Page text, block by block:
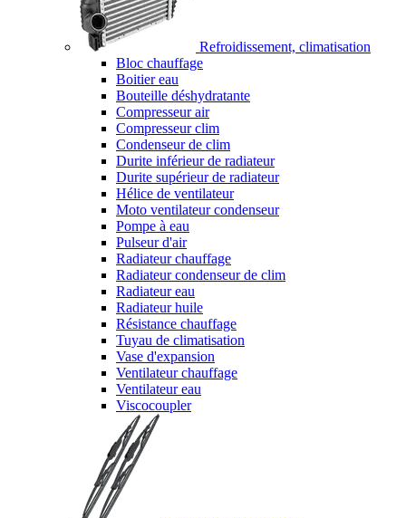
Refroidissement, climatisation
Bloc chauffage
Boitier eau
Bouteille déshydratante
Compresseur air
Compresseur clim
Condenseur de clim
Durite inférieur de radiateur
Durite supérieur de radiateur
Hélice de ventilateur
Moto ventilateur condenseur
Pompe à eau
Pulseur d'air
Radiateur chauffage
Radiateur condenseur de clim
Radiateur eau
Radiateur huile
Résistance chauffage
Tuyau de climatisation
Vase d'expansion
Ventilateur chauffage
Ventilateur eau
Viscocoupler